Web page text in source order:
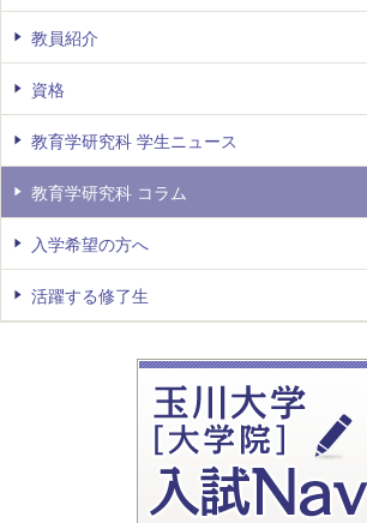
教員紹介
資格
教育学研究科 学生ニュース
教育学研究科 コラム
入学希望の方へ
活躍する修了生